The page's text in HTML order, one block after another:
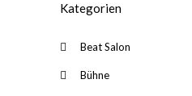
Kategorien
Beat Salon
Bühne